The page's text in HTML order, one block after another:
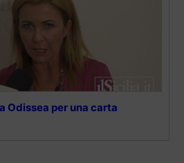
Odissea per una carta